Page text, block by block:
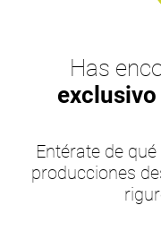
Has
Entérate de
producciones